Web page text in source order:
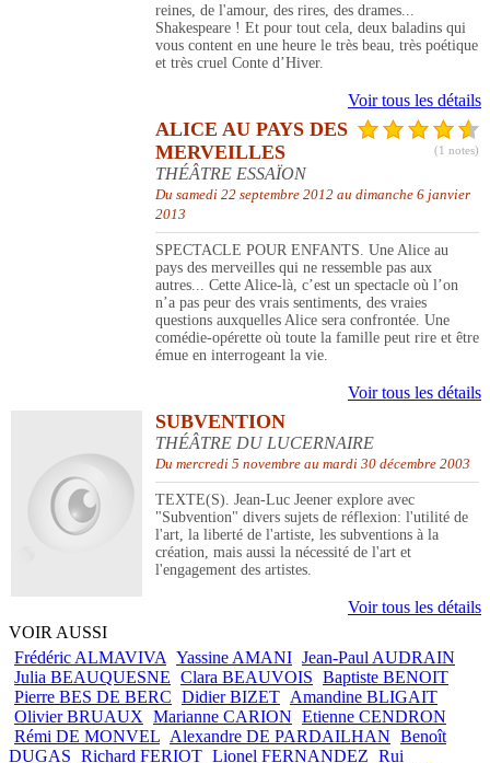
reines, de l'amour, des rires, des drames...
Shakespeare ! Et pour tout cela, deux baladins qui
vous content en une heure le très beau, très poétique
et très cruel Conte d’Hiver.
Voir tous les détails
(1 notes)
ALICE AU PAYS DES
MERVEILLES
THÉÂTRE ESSAÏON
Du samedi 22 septembre 2012 au dimanche 6 janvier
2013
SPECTACLE POUR ENFANTS. Une Alice au
pays des merveilles qui ne ressemble pas aux
autres... Cette Alice-là, c’est un spectacle où l’on
n’a pas peur des vrais sentiments, des vraies
questions auxquelles Alice sera confrontée. Une
comédie-opérette où toute la famille peut rire et être
émue en interrogeant la vie.
Voir tous les détails
SUBVENTION
THÉÂTRE DU LUCERNAIRE
Du mercredi 5 novembre au mardi 30 décembre 2003
TEXTE(S). Jean-Luc Jeener explore avec
"Subvention" divers sujets de réflexion: l'utilité de
l'art, la liberté de l'artiste, les subventions à la
création, mais aussi la nécessité de l'art et
l'engagement des artistes.
Voir tous les détails
VOIR AUSSI
Frédéric ALMAVIVA Yassine AMANI Jean-Paul AUDRAIN
Julia BEAUQUESNE Clara BEAUVOIS Baptiste BENOIT
Pierre BES DE BERC Didier BIZET Amandine BLIGAIT
Olivier BRUAUX Marianne CARION Etienne CENDRON
Rémi DE MONVEL Alexandre DE PARDAILHAN Benoît
DUGAS Richard FERIOT Lionel FERNANDEZ Rui